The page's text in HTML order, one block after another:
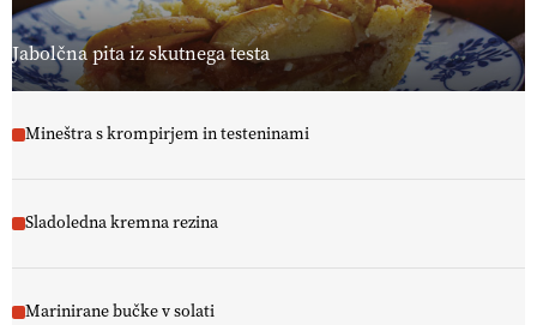
Jabolčna pita iz skutnega testa
Mineštra s krompirjem in testeninami
Sladoledna kremna rezina
Marinirane bučke v solati